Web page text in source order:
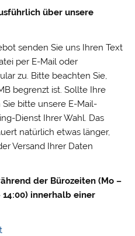
über unsere
senden Sie uns Ihren Text
per E-Mail oder
zu. Bitte beachten Sie,
begrenzt ist. Sollte Ihre
bitte unsere E-Mail-
Dienst Ihrer Wahl. Das
natürlich etwas länger,
Versand Ihrer Daten
der Bürozeiten (Mo –
14:00) innerhalb einer